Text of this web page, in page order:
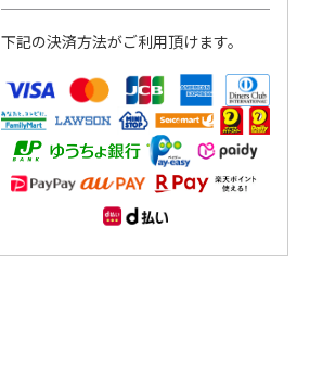
下記の決済方法がご利用頂けます。